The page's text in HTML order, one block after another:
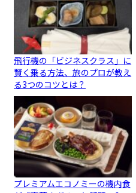
飛行機の「ビジネスクラス」に
賢く乗る方法、旅のプロが教え
る3つのコツとは？
プレミアムエコノミーの機内食